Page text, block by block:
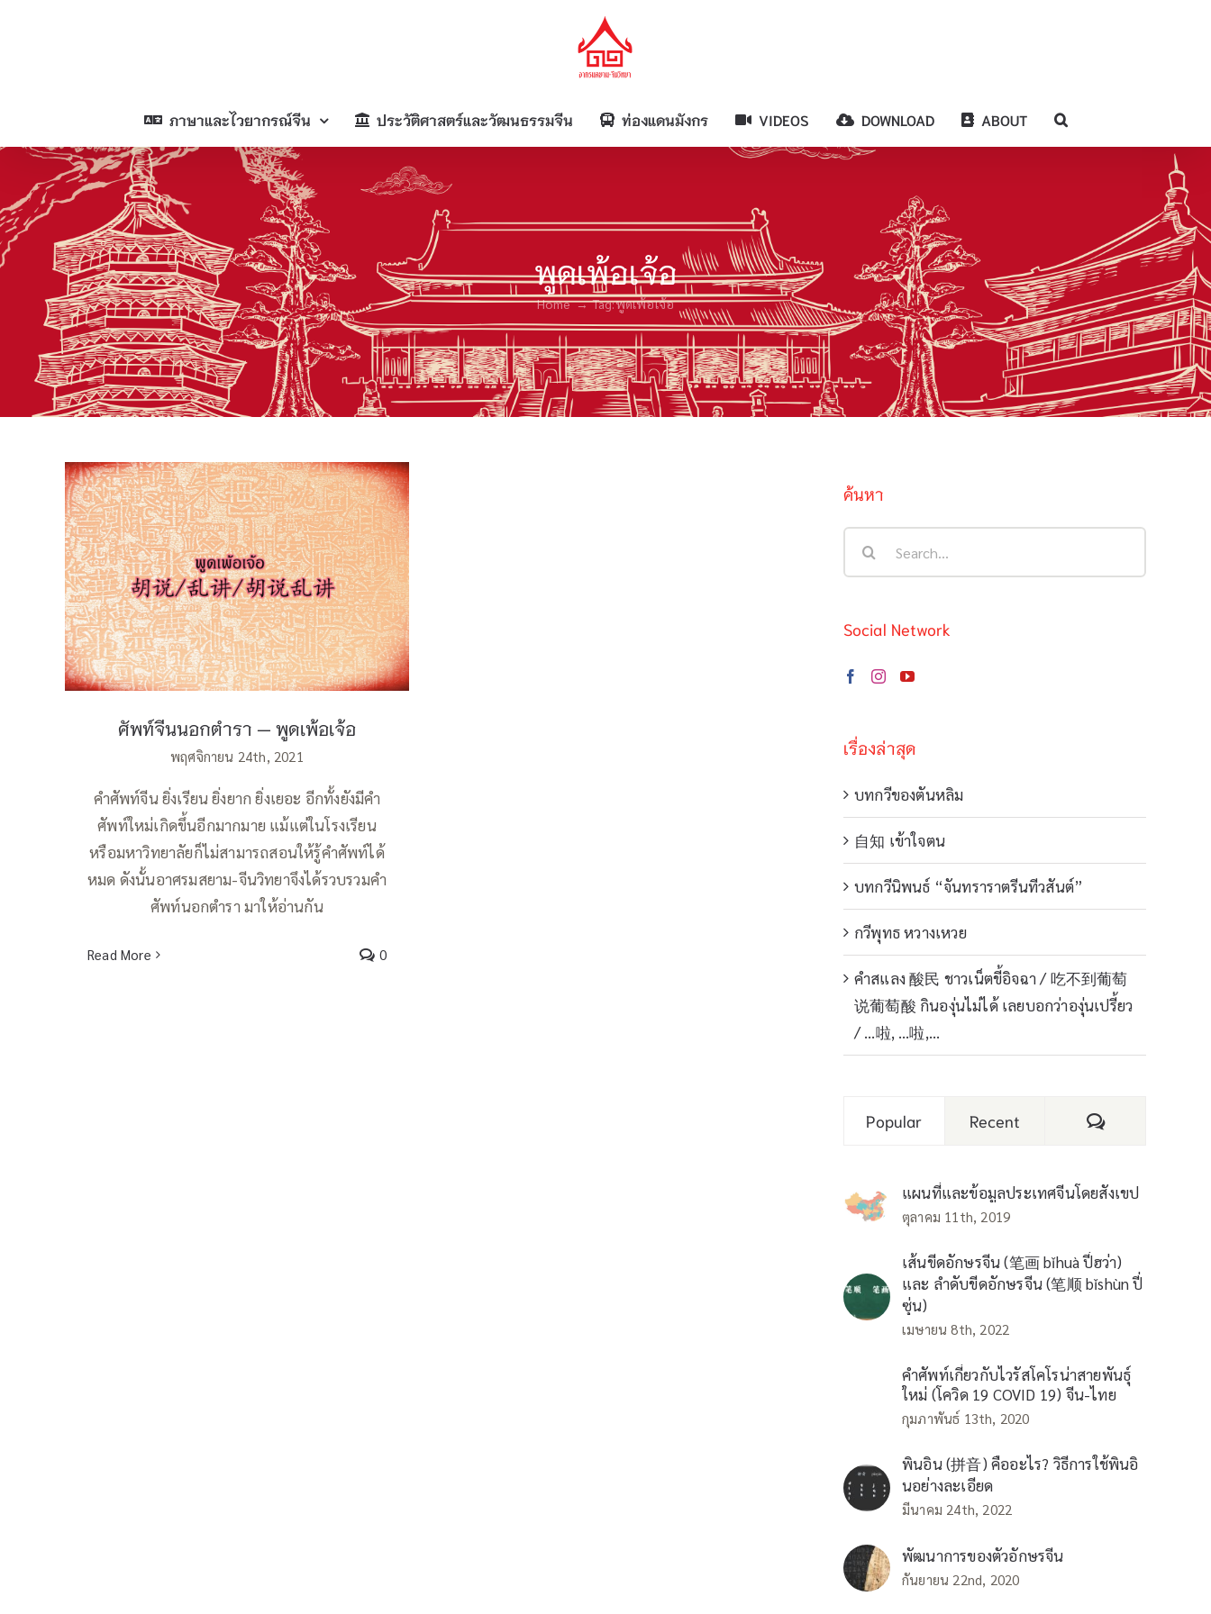
ภาษาและไวยากรณ์จีน ประวัติศาสตร์และวัฒนธรรมจีน ท่องแดนมังกร VIDEOS DOWNLOAD ABOUT
พูดเพ้อเจ้อ
Home Tag:พูดเพ้อเจ้อ
ศัพท์จีนนอกตำรา — พูดเพ้อเจ้อ
ศัพท์จีนนอกตำรา — พูดเพ้อเจ้อ
พฤศจิกายน 24th, 2021
คำศัพท์จีน ยิ่งเรียน ยิ่งยาก ยิ่งเยอะ อีกทั้งยังมีคำ
ศัพท์ใหม่เกิดขึ้นอีกมากมาย แม้แต่ในโรงเรียน
หรือมหาวิทยาลัยก็ไม่สามารถสอนให้รู้คำศัพท์ได้
หมด ดังนั้นอาศรมสยาม-จีนวิทยาจึงได้รวบรวมคำ
ศัพท์นอกตำรา มาให้อ่านกัน
Read More 0
ค้นหา
Social Network
เรื่องล่าสุด
บทกวีของตันหลิม
自知 เข้าใจตน
บทกวีนิพนธ์ “จันทราราตรีนทีวสันต์”
กวีพุทธ หวางเหวย
คำสแลง 酸民 ชาวเน็ตขี้อิจฉา / 吃不到葡萄
说葡萄酸 กินองุ่นไม่ได้ เลยบอกว่าองุ่นเปรี้ยว
/ …啦, …啦,…
Popular Recent Comments
แผนที่และข้อมูลประเทศจีนโดยสังเขป
ตุลาคม 11th, 2019
เส้นขีดอักษรจีน (笔画 bǐhuà ปี่ฮว่า)
และ ลำดับขีดอักษรจีน (笔顺 bǐshùn ปี่
ซุ่น)
เมษายน 8th, 2022
คำศัพท์เกี่ยวกับไวรัสโคโรน่าสายพันธุ์
ใหม่ (โควิด 19 COVID 19) จีน-ไทย
กุมภาพันธ์ 13th, 2020
พินอิน (拼音) คืออะไร? วิธีการใช้พินอิ
นอย่างละเอียด
มีนาคม 24th, 2022
พัฒนาการของตัวอักษรจีน
กันยายน 22nd, 2020